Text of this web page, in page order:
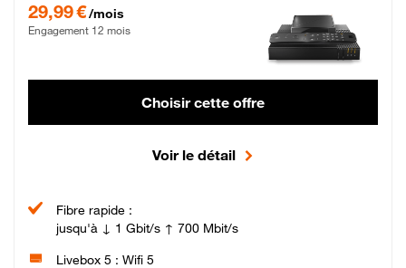
29,99 €/mois
Engagement 12 mois
Choisir cette offre
Voir le détail
Fibre rapide :
jusqu'à ↓ 1 Gbit/s ↑ 700 Mbit/s
Livebox 5 : Wifi 5